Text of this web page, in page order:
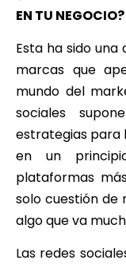
EN TU NEGOCIO?
Esta ha sido
marcas que
mundo del
sociales
estrategias para
en un
plataformas
solo cuestión de
algo que va
Las redes